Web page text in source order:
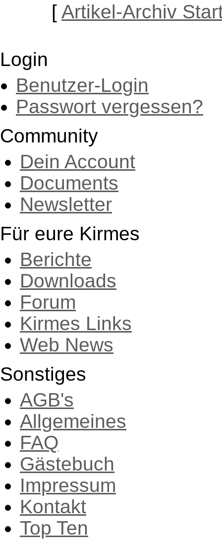
[ Artikel-Archiv
Login
Benutzer-Login
Passwort vergessen?
Community
Dein Account
Documents
Newsletter
Für eure Kirmes
Berichte
Downloads
Forum
Kirmes Links
Web News
Sonstiges
AGB's
Allgemeines
FAQ
Gästebuch
Impressum
Kontakt
Top Ten